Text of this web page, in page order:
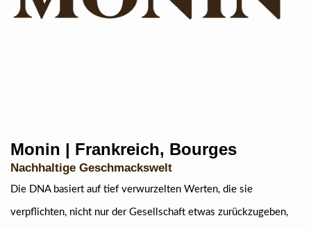
Monin | Frankreich, Bourges
Nachhaltige Geschmackswelt
Die DNA basiert auf tief verwurzelten Werten, die sie
verpflichten, nicht nur der Gesellschaft etwas zurückzugeben,